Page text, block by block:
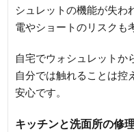
シュレットの機能が失わ
電やショートのリスクも
自宅でウォシュレットか
自分では触れることは控
安心です。
キッチンと洗面所の修